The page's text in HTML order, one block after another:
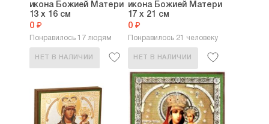
икона Божией Матери
13 х 16 см
0 ₽
Понравилось 17 людям
НЕТ В НАЛИЧИИ
икона Божией Матери
17 х 21 см
0 ₽
Понравилось 21 человеку
НЕТ В НАЛИЧИИ